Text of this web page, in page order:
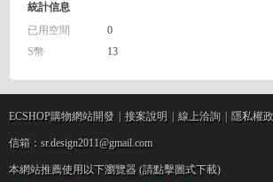
統計信息
已用空間
0
S幣
13
ECSHOP購物網站開發 接案說明 線上洽詢 隱私權
信箱：sr.design2011@gmail.com
本網站推薦使用以下瀏覽器 (請點擊圖式下載)